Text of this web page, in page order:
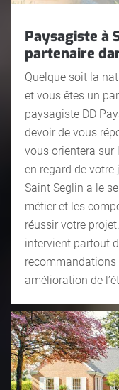
Paysagiste à
partenaire
Quelque soit la
et vous êtes un
paysagiste DD
devoir de vous
vous orientera sur
en regard de
Saint Seglin a le
métier et les
réussir votre
intervient partout
amélioration de